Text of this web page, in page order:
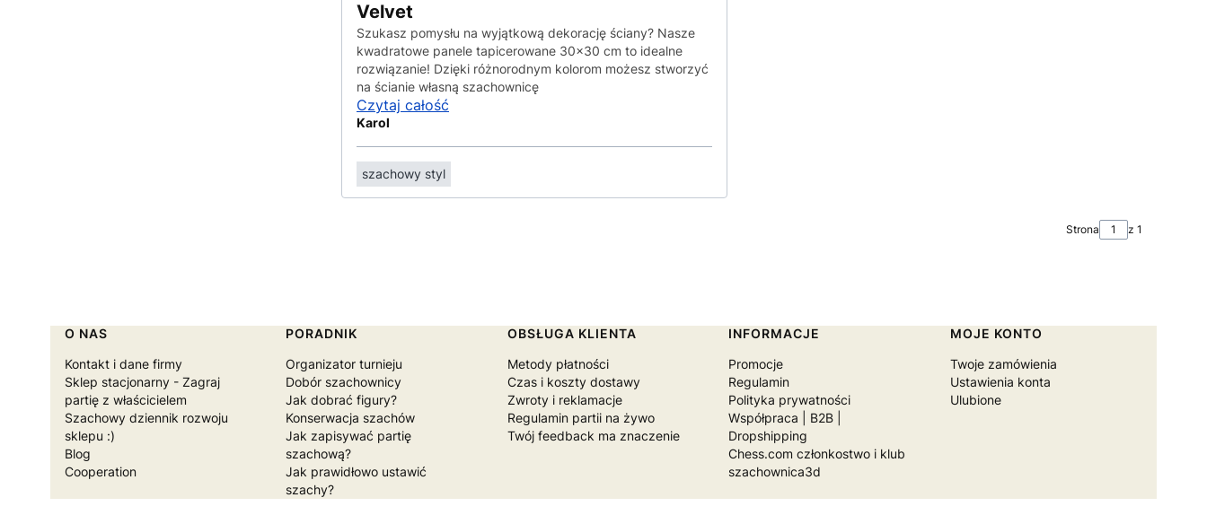
Velvet
Szukasz pomysłu na wyjątkową dekorację ściany? Nasze
kwadratowe panele tapicerowane 30x30 cm to idealne
rozwiązanie! Dzięki różnorodnym kolorom możesz stworzyć
na ścianie własną szachownicę
Czytaj całość
Karol
szachowy styl
Strona z 1
Linki w stopce
O NAS
Kontakt i dane firmy
Sklep stacjonarny - Zagraj
partię z właścicielem
Szachowy dziennik rozwoju
sklepu :)
Blog
Cooperation
PORADNIK
Organizator turnieju
Dobór szachownicy
Jak dobrać figury?
Konserwacja szachów
Jak zapisywać partię
szachową?
Jak prawidłowo ustawić
szachy?
OBSŁUGA KLIENTA
Metody płatności
Czas i koszty dostawy
Zwroty i reklamacje
Regulamin partii na żywo
Twój feedback ma znaczenie
INFORMACJE
Promocje
Regulamin
Polityka prywatności
Współpraca | B2B |
Dropshipping
Chess.com członkostwo i klub
szachownica3d
MOJE KONTO
Twoje zamówienia
Ustawienia konta
Ulubione